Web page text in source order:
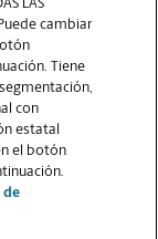
LAS
cambiar
Tiene
con
estatal
el botón
de